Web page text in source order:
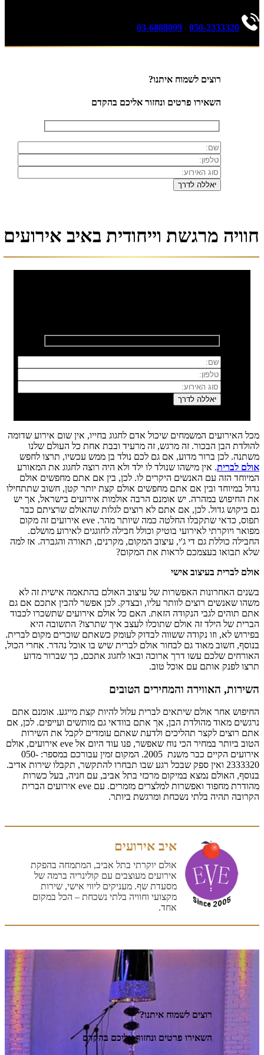
050-2333320
03-6888099
רוצים לשמוח איתנו?
השאירו פרטים ונחזור אליכם בהקדם
חוויה מרגשת וייחודית באיב אירועים
מכל האירועים המשמחים שיכול אדם לחגוג בחייו, אין שום אירוע שדומה
להולדת הבן הבכור. זה מרגש, זה מרעיד ובבת אחת כל העולם שלנו
משתנה. לכן ברור מדוע, אם גם לכם נולד בן ממש עכשיו, תרצו לחפש
אולם לברית. אין מישהו שנולד לו ילד ולא היה רוצה לחגוג את המאורע
המיוחד הזה עם האנשים היקרים לו. לכן, בין אם אתם מחפשים אולם
גדול במיוחד ובין אם אתם מחפשים אולם קצת יותר קטן, חשוב שתתחילו
את החיפוש במהרה. יש אומנם הרבה אולמות אירועים בישראל, אך יש
גם ביקוש גדול. לכן, אם אתם לא רוצים לגלות שהאולם שרציתם כבר
תפוס, כדאי שתקבלו החלטה כמה שיותר מהר. eve אירועים זה מקום
מפואר ויוקרתי לאירועי בוטיק וכולל חבילה לחוגגים לאירוע מושלם.
החבילה כוללת גם די ג'י, עיצוב המקום, מקרנים, תאורה והגברה. אז למה
שלא תבואו בעצמכם לראות את המקום?
אולם לברית בעיצוב אישי
בשנים האחרונות האפשרות של עיצוב האולם בהתאמה אישית זה לא
משהו שאנשים רוצים לוותר עליו, ובצדק. לכן אפשר להבין אתכם אם גם
אתם תוהים לגבי הנקודה הזאת. האם כל אולם אירועים שתשכרו לכבוד
הברית של הילד זה אולם שתוכלו לעצב איך שתרצו? התשובה היא
בפירוש לא, וזו נקודה ששווה לבדוק לעומק כשאתם שוכרים מקום לברית.
בנוסף, חשוב מאוד גם לבחור אולם לברית שיש בו אוכל נהדר. אחרי הכול,
האורחים שלכם עשו דרך ארוכה ובאו לחגוג אתכם, כך שברור מדוע
תרצו לפנק אותם עם אוכל טוב.
השירות, האווירה והמחירים הטובים
החיפוש אחר אולם שיתאים לברית עלול להיות קצת מייגע. אומנם אתם
נרגשים מאוד מהולדת הבן, אך אתם בוודאי גם מותשים ועייפים. לכן, אם
אתם רוצים לקצר תהליכים ולדעת שאתם עומדים לקבל את השירות
הטוב ביותר במחיר הכי נוח שאפשר, פנו עוד היום אל eve אירועים, אולם
אירועים הקיים כבר משנת 2005. המקום זמין עבורכם במספר: 050-
2333320 ואין ספק שבכל רגע שבו תבחרו להתקשר, תקבלו שירות אדיב.
בנוסף, האולם נמצא במיקום מרכזי בתל אביב, עם חניה, בעל כשרות
מהודרת מחפוד ואפשרות למלצרים מזמרים. עם eve אירועים הברית
הקרובה תהיה בלתי נשכחת ומרגשת ביותר.
איב אירועים
אולם יוקרתי בתל אביב, המתמחה בהפקת
אירועים מעוצבים עם קולינריה ברמה של
מסעדת שף. מעניקים ליווי אישי, שירות
מקצועי וחוויה בלתי נשכחת – הכל במקום
אחד.
רוצים לשמוח איתנו?
השאירו פרטים ונחזור אליכם בהקדם